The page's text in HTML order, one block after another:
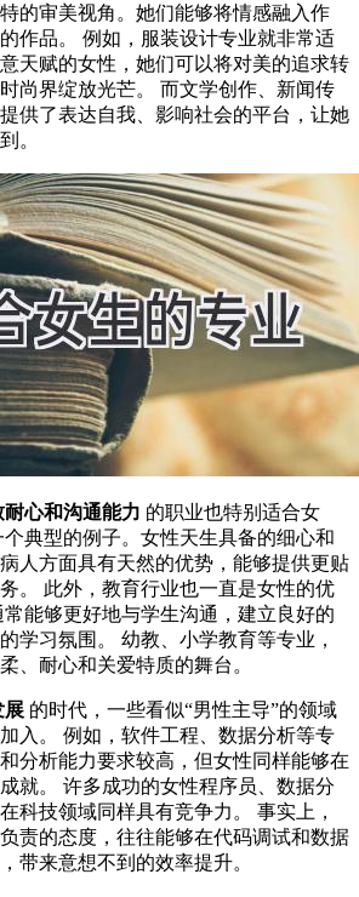
的审美视角。她们能够将情感融入作
作品。 例如，服装设计专业就非常适
天赋的女性，她们可以将对美的追求转
尚界绽放光芒。 而文学创作、新闻传
供了表达自我、影响社会的平台，让她
。
耐心和沟通能力 的职业也特别适合女
典型的例子。女性天生具备的细心和
人方面具有天然的优势，能够提供更贴
。 此外，教育行业也一直是女性的优
能够更好地与学生沟通，建立良好的
学习氛围。 幼教、小学教育等专业，
、耐心和关爱特质的舞台。
展 的时代，一些看似“男性主导”的领域
入。 例如，软件工程、数据分析等专
分析能力要求较高，但女性同样能够在
就。 许多成功的女性程序员、数据分
科技领域同样具有竞争力。 事实上，
责的态度，往往能够在代码调试和数据
带来意想不到的效率提升。